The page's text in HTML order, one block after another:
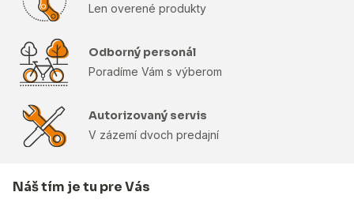
Len overené produkty
Odborný personál
Poradíme Vám s výberom
Autorizovaný servis
V zázemí dvoch predajní
Náš tím je tu pre Vás